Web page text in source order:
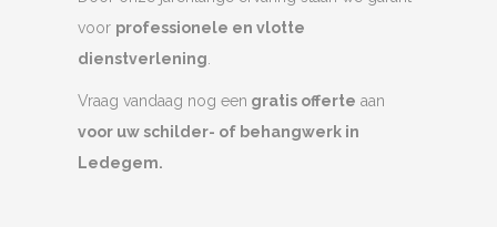
voor professionele en vlotte
dienstverlening.
Vraag vandaag nog een gratis offerte aan
voor uw schilder- of behangwerk in
Ledegem.